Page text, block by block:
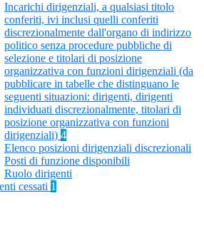
Incarichi dirigenziali, a qualsiasi titolo
conferiti, ivi inclusi quelli conferiti
discrezionalmente dall'organo di indirizzo
politico senza procedure pubbliche di
selezione e titolari di posizione
organizzativa con funzioni dirigenziali (da
pubblicare in tabelle che distinguano le
seguenti situazioni: dirigenti, dirigenti
individuati discrezionalmente, titolari di
posizione organizzativa con funzioni
dirigenziali) 4
Elenco posizioni dirigenziali discrezionali
Posti di funzione disponibili
Ruolo dirigenti
cessati 1